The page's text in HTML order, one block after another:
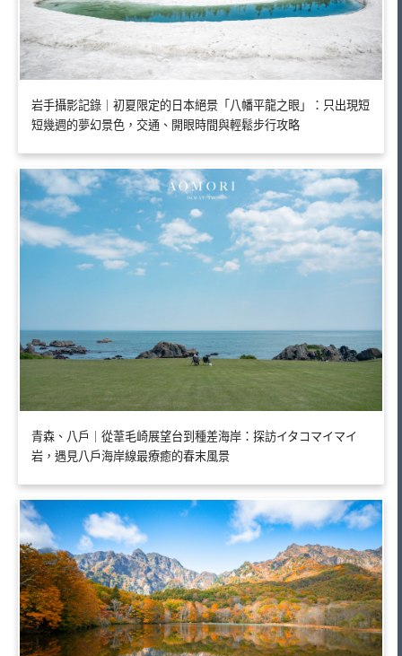
岩手攝影記錄｜初夏限定的日本絕景「八幡平龍之眼」：只出現短
短幾週的夢幻景色，交通、開眼時間與輕鬆步行攻略
青森、八戶｜從葦毛崎展望台到種差海岸：探訪イタコマイマイ
岩，遇見八戶海岸線最療癒的春末風景